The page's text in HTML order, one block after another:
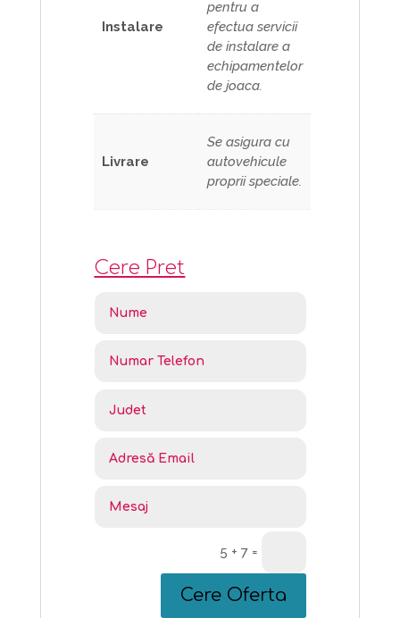
Instalare
pentru a
efectua servicii
de instalare a
echipamentelor
de joaca.
Livrare
Se asigura cu
autovehicule
proprii speciale.
Cere Pret
5 + 7=
Cere Oferta